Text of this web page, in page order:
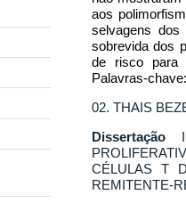
aos
selvagens dos
sobrevida dos
de risco para
Palavras-
02. THAIS
Dissertação
CÉLULAS T
REMITENTE-